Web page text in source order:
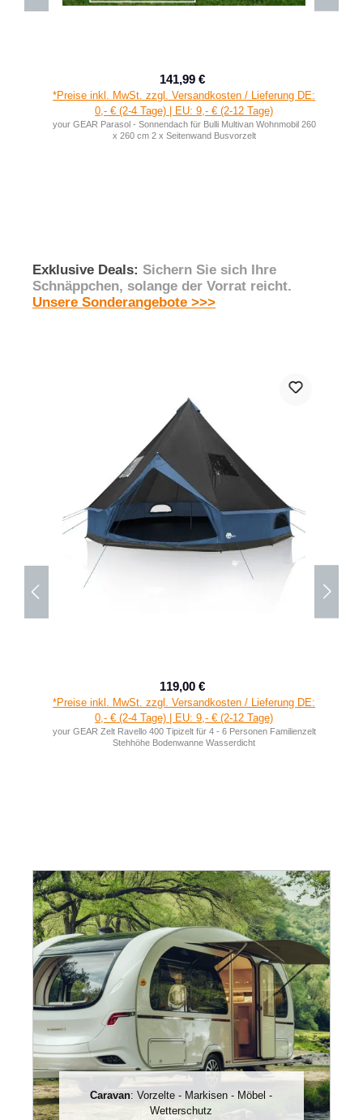
Verkaufspreis:
Regulärer Preis:
inkl. MwSt. zzgl. Versandkosten / Lieferung DE:
0,- € (2-4 Tage) | EU: 9,- € (2-12 Tage)
GEAR Parasol - Sonnendach für Bulli Multivan Wohnmobil 260
x 260 cm 2 x Seitenwand Busvorzelt
*Preise inkl.
your GEAR
Exklusive Deals: Sichern Sie sich Ihre
Schnäppchen, solange der Vorrat reicht.
Unsere Sonderangebote >>>
Verkaufspreis:
119,00 €
*Preise inkl. MwSt. zzgl. Versandkosten / Lieferung DE:
0,- € (2-4 Tage) | EU: 9,- € (2-12 Tage)
your GEAR Zelt Ravello 400 Tipizelt für 4 - 6 Personen Familienzelt
Stehhöhe Bodenwanne Wasserdicht
Caravan: Vorzelte - Markisen - Möbel -
Wetterschutz